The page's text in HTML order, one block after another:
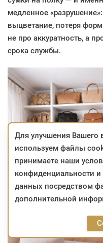
медленное
выцветание, потеря
не про аккуратность, а
срока службы.
Для улучшения Вашего
используем файлы
принимаете наши
конфиденциальности
данных посредством
дополнительной